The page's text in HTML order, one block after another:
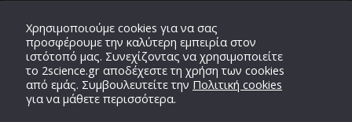
Χρησιμοποιούμε cookies για να σας
προσφέρουμε την καλύτερη εμπειρία στον
ιστότοπό μας. Συνεχίζοντας να χρησιμοποιείτε
το 2science.grαποδέχεστε τη χρήση των cookies
από εμάς. Συμβουλευτείτε την Πολιτική cookies
για να μάθετε περισσότερα.